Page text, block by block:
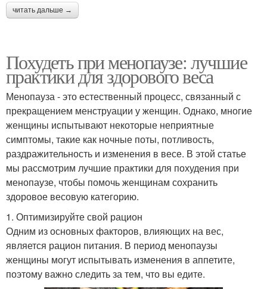
читать дальше →
Похудеть при менопаузе: лучшие
практики для здорового веса
Менопауза - это естественный процесс, связанный с
прекращением менструации у женщин. Однако, многие
женщины испытывают некоторые неприятные
симптомы, такие как ночные поты, потливость,
раздражительность и изменения в весе. В этой статье
мы рассмотрим лучшие практики для похудения при
менопаузе, чтобы помочь женщинам сохранить
здоровое весовую категорию.
1. Оптимизируйте свой рацион
Одним из основных факторов, влияющих на вес,
является рацион питания. В период менопаузы
женщины могут испытывать изменения в аппетите,
поэтому важно следить за тем, что вы едите.